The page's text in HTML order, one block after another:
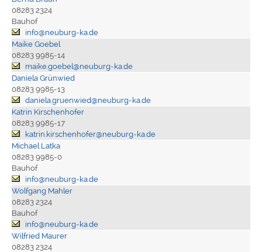
08283 2324
Bauhof
info@neuburg-ka.de
Maike Goebel
08283 9985-14
maike.goebel@neuburg-ka.de
Daniela Grünwied
08283 9985-13
daniela.gruenwied@neuburg-ka.de
Katrin Kirschenhofer
08283 9985-17
katrin.kirschenhofer@neuburg-ka.de
Michael Latka
08283 9985-0
Bauhof
info@neuburg-ka.de
Wolfgang Mahler
08283 2324
Bauhof
info@neuburg-ka.de
Wilfried Maurer
08283 2324